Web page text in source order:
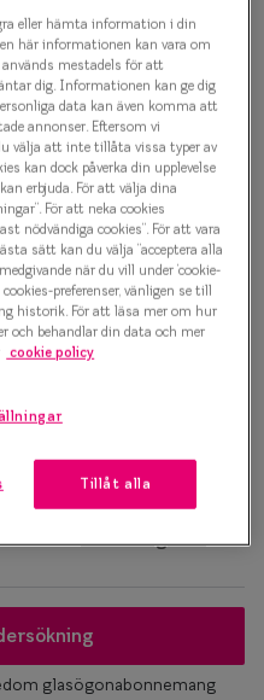
Taberg
Trender
C02
Se vår Storleksguide
glasögonabonnemang
eller hämta information i din
här informationen kan vara om
används mestadels för att
dig. Informationen kan ge dig
data kan även komma att
annonser. Eftersom vi
välja att inte tillåta vissa typer av
kan dock påverka din upplevelse
erbjuda. För att välja dina
För att neka cookies
nödvändiga cookies”. För att vara
sätt kan du välja ”acceptera alla
när du vill under ’cookie-
preferenser, vänligen se till
historik. För att läsa mer om hur
och behandlar din data och mer
cookie policy
Tillåt alla